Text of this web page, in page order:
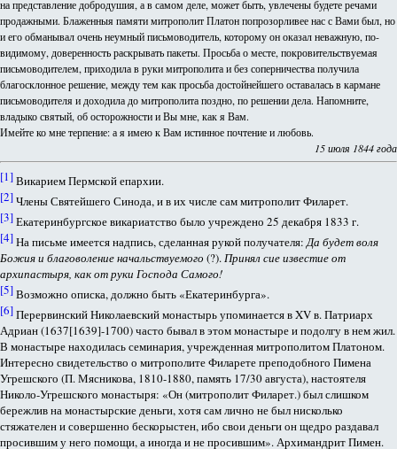
на представление добродушия, а в самом деле, может быть, увлечены будете речами
продажными. Блаженныя памяти митрополит Платон попрозорливее нас с Вами был, но
и его обманывал очень неумный письмоводитель, которому он оказал неважную, по-
видимому, доверенность раскрывать пакеты. Просьба о месте, покровительствуемая
письмоводителем, приходила в руки митрополита и без соперничества получила
благосклонное решение, между тем как просьба достойнейшего оставалась в кармане
письмоводителя и доходила до митрополита поздно, по решении дела. Напомните,
владыко святый, об осторожности и Вы мне, как я Вам.
Имейте ко мне терпение: а я имею к Вам истинное почтение и любовь.
15 июля 1844 года
[1]Викарием Пермской епархии.
[2]Члены Святейшего Синода, и в их числе сам митрополит Филарет.
[3]Екатеринбургское викариатство было учреждено 25 декабря 1833 г.
[4]На письме имеется надпись, сделанная рукой получателя:Да будет воля
Божия и благоволение начальствуемого (?).Принял сие известие от
архипастыря, как от руки Господа Самого!
[5]Возможно описка, должно быть «Екатеринбурга».
[6]Перервинский Николаевский монастырь упоминается в XV в. Патриарх
Адриан (1637[1639]-1700) часто бывал в этом монастыре и подолгу в нем жил.
В монастыре находилась семинария, учрежденная митрополитом Платоном.
Интересно свидетельство о митрополите Филарете преподобного Пимена
Угрешского (П. Мясникова, 1810-1880, память 17/30 августа), настоятеля
Николо-Угрешского монастыря: «Он (митрополит Филарет.) был слишком
бережлив на монастырские деньги, хотя сам лично не был нисколько
стяжателен и совершенно бескорыстен, ибо свои деньги он щедро раздавал
просившим у него помощи, а иногда и не просившим». Архимандрит Пимен.